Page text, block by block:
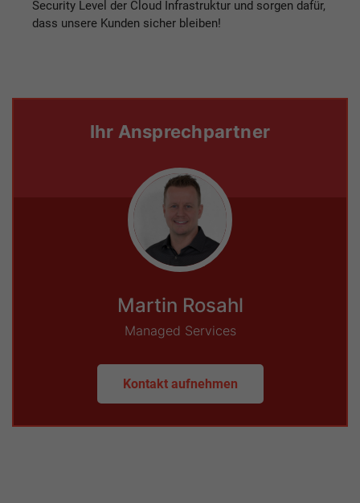
Security Level der Cloud Infrastruktur und sorgen dafür,
dass unsere Kunden sicher bleiben!
Ihr Ansprechpartner
Martin Rosahl
Managed Services
Kontakt aufnehmen